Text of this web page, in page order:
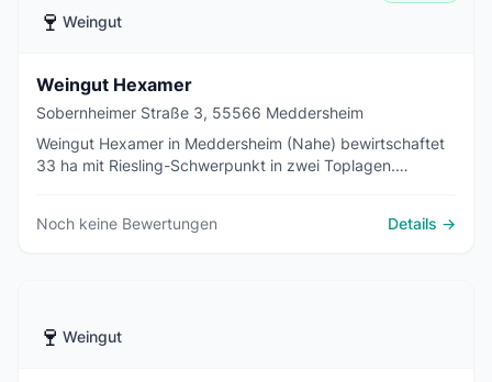
🍷 Weingut
Weingut Hexamer
Sobernheimer Straße 3, 55566 Meddersheim
Weingut Hexamer in Meddersheim (Nahe) bewirtschaftet
33 ha mit Riesling-Schwerpunkt in zwei Toplagen.
Noch keine Bewertungen Details →
🍷 Weingut